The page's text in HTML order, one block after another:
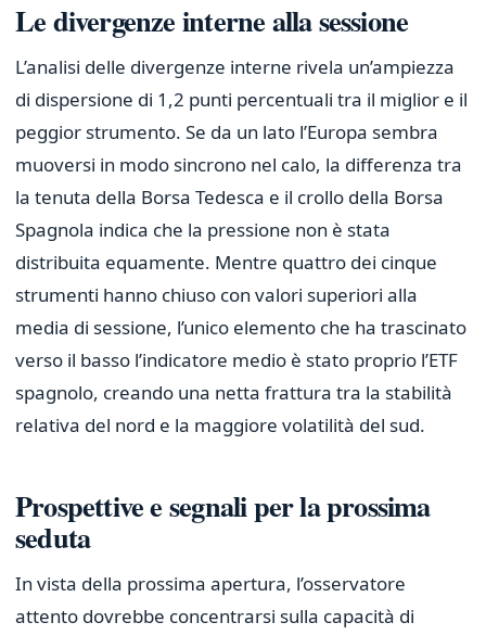
Le divergenze interne alla sessione
L’analisi delle divergenze interne rivela un’ampiezza
di dispersione di 1,2 punti percentuali tra il miglior e il
peggior strumento. Se da un lato l’Europa sembra
muoversi in modo sincrono nel calo, la differenza tra
la tenuta della Borsa Tedesca e il crollo della Borsa
Spagnola indica che la pressione non è stata
distribuita equamente. Mentre quattro dei cinque
strumenti hanno chiuso con valori superiori alla
media di sessione, l’unico elemento che ha trascinato
verso il basso l’indicatore medio è stato proprio l’ETF
spagnolo, creando una netta frattura tra la stabilità
relativa del nord e la maggiore volatilità del sud.
Prospettive e segnali per la prossima
seduta
In vista della prossima apertura, l’osservatore
attento dovrebbe concentrarsi sulla capacità di